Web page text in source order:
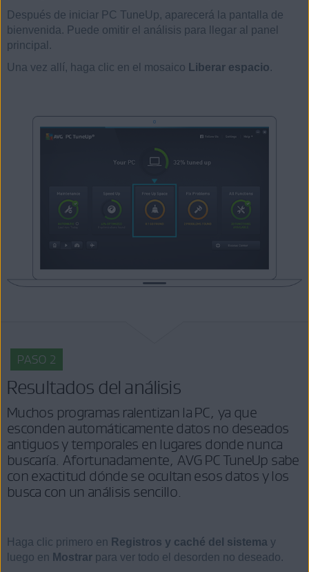
Después de iniciar PC TuneUp, aparecerá la pantalla de
bienvenida. Puede omitir el análisis para llegar al panel
principal.
Una vez allí, haga clic en el mosaico Liberar espacio.
PASO 2
Resultados del análisis
Muchos programas ralentizan la PC, ya que
esconden automáticamente datos no deseados
antiguos y temporales en lugares donde nunca
buscaría. Afortunadamente, AVG PC TuneUp sabe
con exactitud dónde se ocultan esos datos y los
busca con un análisis sencillo.
Haga clic primero en Registros y caché del sistema y
luego en Mostrar para ver todo el desorden no deseado.